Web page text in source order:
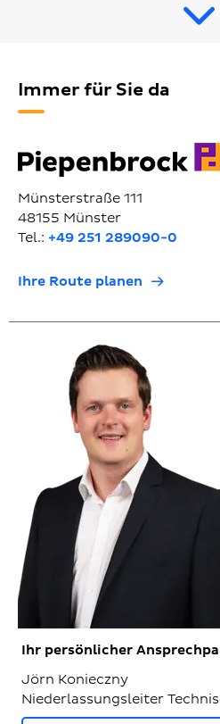
Immer für Sie da
Münsterstraße 111
48155 Münster
Tel.: +49 251 289090-0
Ihre Route planen
Ihr persönlicher
Jörn Konieczny
Niederlassungsleiter